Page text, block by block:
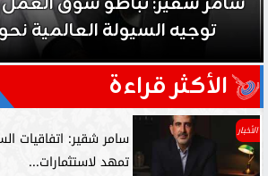
حي على نجاح رؤية 2030...
الأكثر قراءة
الأخبار
تمهد لاستثمارات...